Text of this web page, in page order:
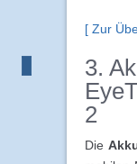
[ Zur
3.
2
Die